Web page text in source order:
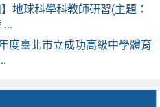
】地球科學科教師研習(主題：
...
度臺北市立成功高級中學體育